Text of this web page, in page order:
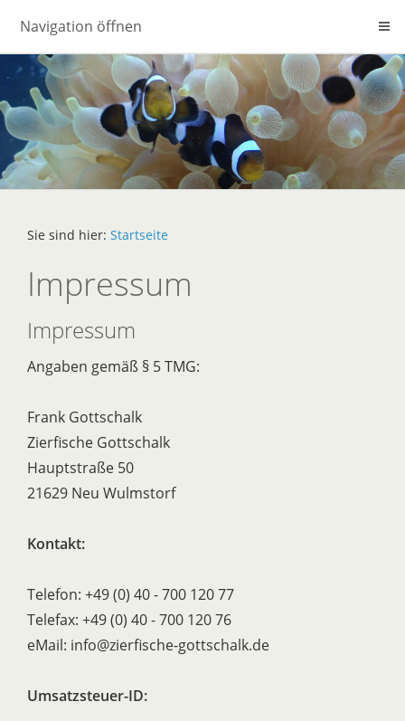
Navigation öffnen
Sie sind hier: Startseite
Impressum
Impressum
Angaben gemäß § 5 TMG:
Frank Gottschalk
Zierfische Gottschalk
Hauptstraße 50
21629 Neu Wulmstorf
Kontakt:
Telefon: +49 (0) 40 - 700 120 77
Telefax: +49 (0) 40 - 700 120 76
eMail: info@zierfische-gottschalk.de
Umsatzsteuer-ID: